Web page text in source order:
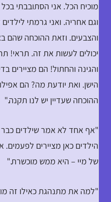
מוכיח הכל. אני הסתובבתי
וגם אחריה. ואני גרמתי
והצבעים. וזאת ההוכחה שהם
יכולים לעשות את זה. תראי!
והגינה והחתול! הם מציירים
הישן. ואת יודעת מה? הם
ההוכחה שעדיין יש לנו תקנה."
"אף אחד לא אמר שילדים כבר
הילדים כאן מציירים
של מיי – היא ממש מוכשרת."
"למה את מתנהגת כאילו זה